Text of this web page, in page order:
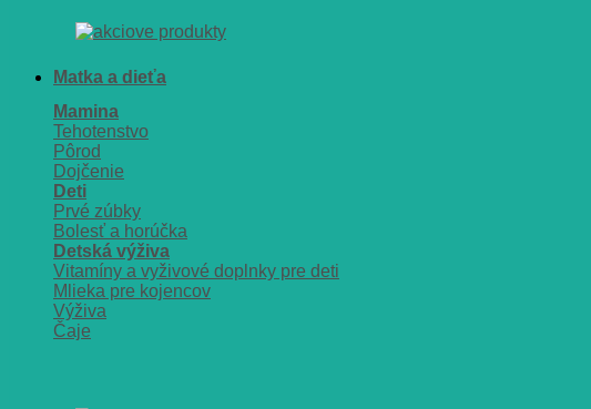
Matka a dieťa
Mamina
Tehotenstvo
Pôrod
Dojčenie
Deti
Prvé zúbky
Bolesť a horúčka
Detská výživa
Vitamíny a vyživové doplnky pre deti
Mlieka pre kojencov
Výživa
Čaje